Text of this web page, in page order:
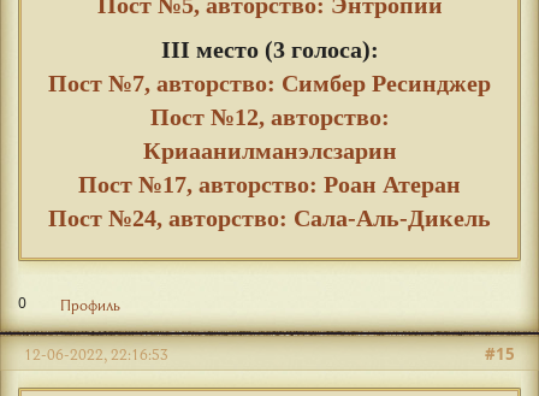
III место (3 голоса):
Пост №7, авторство: Симбер Ресинджер
Пост №12, авторство:
Криаанилманэлсзарин
Пост №17, авторство: Роан Атеран
Пост №24, авторство: Сала-Аль-Дикель
0 Профиль
#15
12-06-2022, 22:16:53